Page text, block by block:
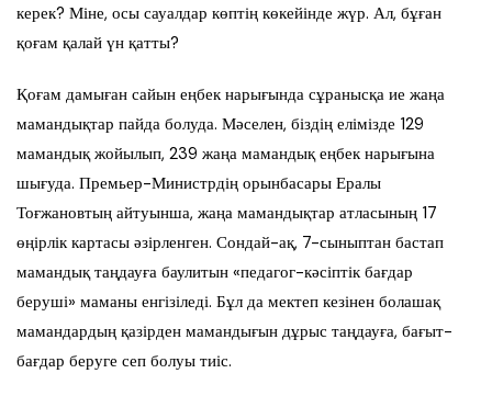
керек? Міне, осы сауалдар көптің көкейінде жүр. Ал, бұған
қоғам қалай үн қатты?
Қоғам дамыған сайын еңбек нарығында сұранысқа ие жаңа
мамандықтар пайда болуда. Мәселен, біздің елімізде 129
мамандық жойылып, 239 жаңа мамандық еңбек нарығына
шығуда. Премьер-Министрдің орынбасары Ералы
Тоғжановтың айтуынша, жаңа мамандықтар атласының 17
өңірлік картасы әзірленген. Сондай-ақ, 7-сыныптан бастап
мамандық таңдауға баулитын «педагог-кәсіптік бағдар
беруші» маманы енгізіледі. Бұл да мектеп кезінен болашақ
мамандардың қазірден мамандығын дұрыс таңдауға, бағыт-
бағдар беруге сеп болуы тиіс.